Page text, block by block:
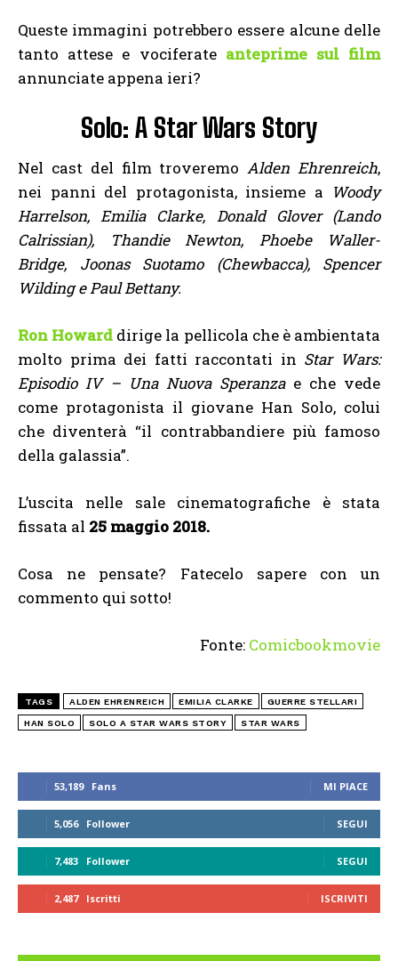
53,189 Fans MI PIACE
5,056 Follower SEGUI
7,483 Follower SEGUI
2,487 Iscritti ISCRIVITI
Queste immagini potrebbero essere alcune delle
tanto attese e vociferate anteprime sul film
annunciate appena ieri?
Solo: A Star Wars Story
Nel cast del film troveremo Alden Ehrenreich,
nei panni del protagonista, insieme a Woody
Harrelson, Emilia Clarke, Donald Glover (Lando
Calrissian), Thandie Newton, Phoebe Waller-
Bridge, Joonas Suotamo (Chewbacca), Spencer
Wilding e Paul Bettany.
Ron Howard dirige la pellicola che è ambientata
molto prima dei fatti raccontati in Star Wars:
Episodio IV – Una Nuova Speranzae che vede
come protagonista il giovane Han Solo, colui
che diventerà “il contrabbandiere più famoso
della galassia”.
L’uscita nelle sale cinematografiche è stata
fissata al 25 maggio 2018.
Cosa ne pensate? Fatecelo sapere con un
commento qui sotto!
Fonte: Comicbookmovie
TAGS ALDEN EHRENREICH EMILIA CLARKE GUERRE STELLARI
HAN SOLO SOLO A STAR WARS STORY STAR WARS